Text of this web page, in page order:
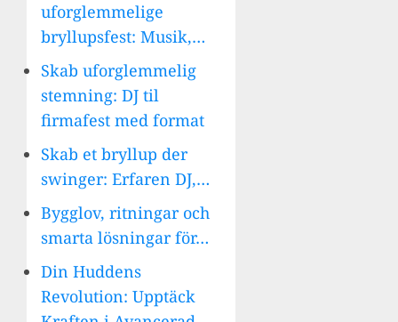
uforglemmelige
bryllupsfest: Musik,…
Skab uforglemmelig
stemning: DJ til
firmafest med format
Skab et bryllup der
swinger: Erfaren DJ,…
Bygglov, ritningar och
smarta lösningar för…
Din Huddens
Revolution: Upptäck